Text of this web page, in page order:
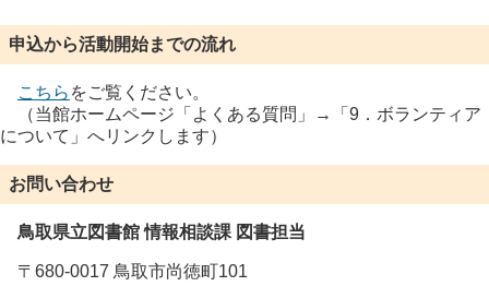
申込から活動開始までの流れ
こちら をご覧ください。
（当館ホームページ「よくある質問」→「9．ボランティア
について」へリンクします）
お問い合わせ
鳥取県立図書館 情報相談課 図書担当
〒680-0017 鳥取市尚徳町101